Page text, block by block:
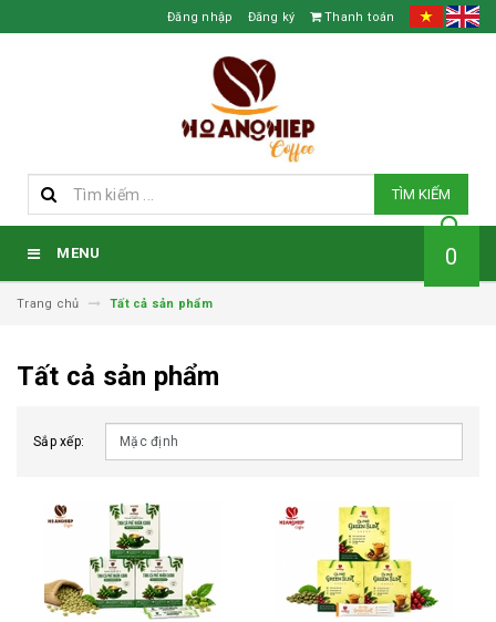
Đăng nhập Đăng ký Thanh toán
TÌM KIẾM
MENU 0
Trang chủ Tất cả sản phẩm
Tất cả sản phẩm
Sắp xếp: